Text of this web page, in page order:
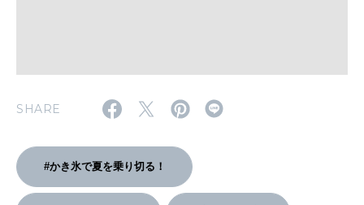
SHARE
#かき氷で夏を乗り切る！